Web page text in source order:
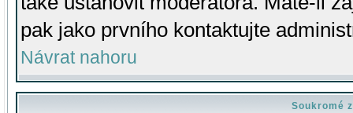
pak jako prvního kontaktujte
Návrat nahoru
Soukromé